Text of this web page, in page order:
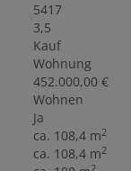
5417
3,5
Kauf
Wohnung
452.000,00 €
Wohnen
Ja
ca. 108,4 m2
ca. 108,4 m2
2